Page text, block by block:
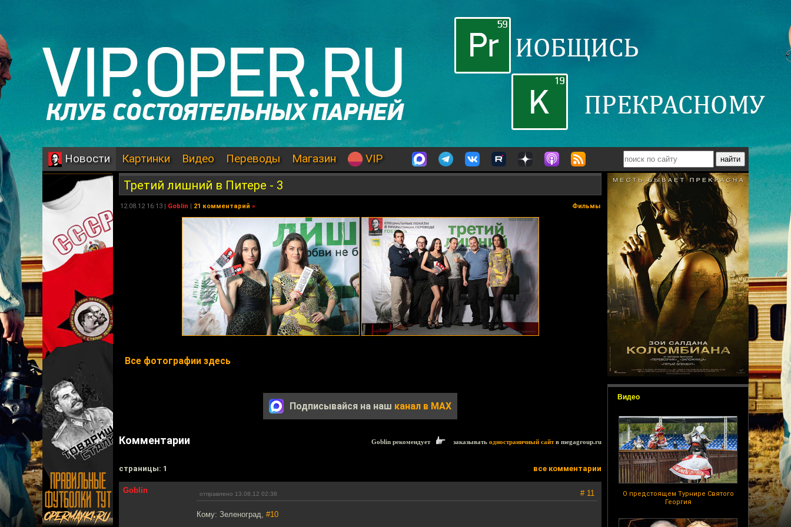
Новости Картинки Видео Переводы Магазин VIP
Видео
О предстоящем Турнире Святого
Георгия
Третий лишний в Питере - 3
12.08.12 16:13 | Goblin | 21 комментарий » Фильмы
Все фотографии здесь
Подписывайся на наш канал в MAX
Комментарии Goblin рекомендует заказывать одностраничный сайтв megagroup.ru
cтраницы: 1 все комментарии
Goblin отправлено 13.08.12 02:38 # 11
Кому: Зеленоград, #10